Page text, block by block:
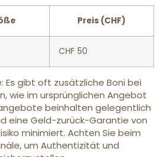
Preis (CHF)
CHF 50
Es gibt oft zusätzliche Boni bei
wie im ursprünglichen Angebot
beinhalten gelegentlich
eine Geld-zurück-Garantie von
minimiert. Achten Sie beim
um Authentizität und